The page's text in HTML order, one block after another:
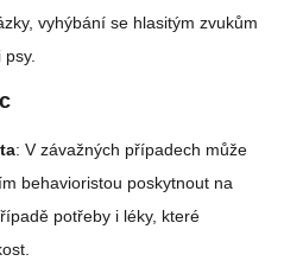
vyhýbání se hlasitým zvukům
: V závažných případech může
behavioristou poskytnout na
potřeby i léky, které